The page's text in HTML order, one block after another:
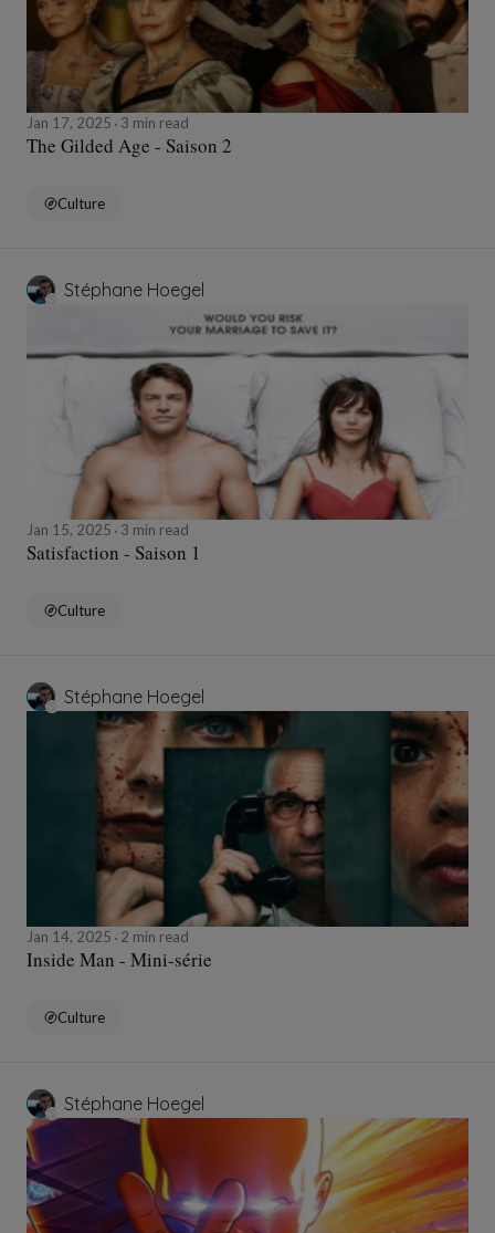
Jan 17, 2025 3 min read
The Gilded Age - Saison 2
Culture
Stéphane Hoegel
Jan 15, 2025 3 min read
Satisfaction - Saison 1
Culture
Stéphane Hoegel
Jan 14, 2025 2 min read
Inside Man - Mini-série
Culture
Stéphane Hoegel